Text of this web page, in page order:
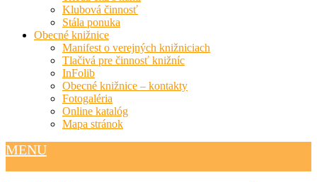
Klubová činnosť
Stála ponuka
Obecné knižnice
Manifest o verejných knižniciach
Tlačivá pre činnosť knižníc
InFolib
Obecné knižnice – kontakty
Fotogaléria
Online katalóg
Mapa stránok
MENU